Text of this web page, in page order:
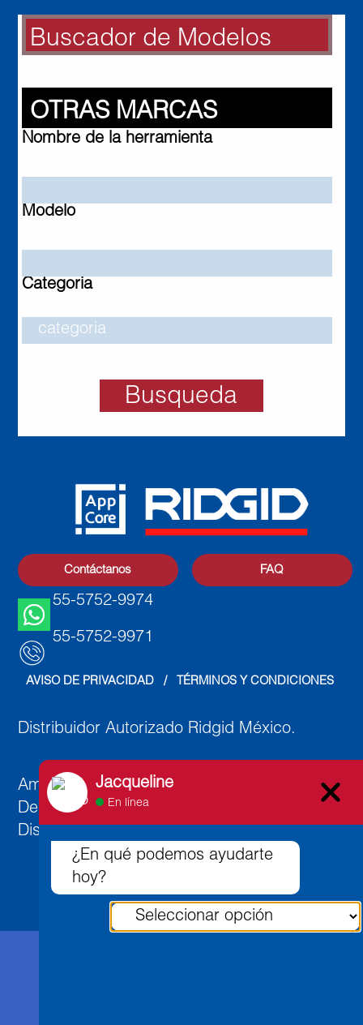
BUSCADOR DE MODELOS
Otras Marcas
Buscador de Modelos
OTRAS MARCAS
Nombre de la herramienta
Modelo
Categoria
Busqueda
Contáctanos FAQ
55-5752-9974
55-5752-9971
AVISO DE PRIVACIDAD
   /
TÉRMINOS Y CONDICIONES
Distribuidor Autorizado Ridgid México.
Ambato 891, Col. Lindavista Norte, C.P. 07300,
Deleg. Gustavo A. Madero,
Distrito Federal, México.
Jacqueline
En línea
¿En qué podemos ayudarte
hoy?